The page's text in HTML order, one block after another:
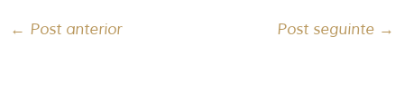
← Post anterior Post seguinte →